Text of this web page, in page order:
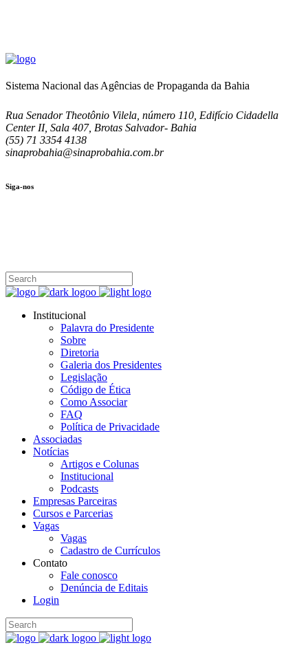
Sistema Nacional das Agências de Propaganda da Bahia
Rua Senador Theotônio Vilela, número 110, Edifício Cidadella
Center II, Sala 407, Brotas Salvador- Bahia
(55) 71 3354 4138
sinaprobahia@sinaprobahia.com.br
Siga-nos
Institucional
Palavra do Presidente
Sobre
Diretoria
Galeria dos Presidentes
Legislação
Código de Ética
Como Associar
FAQ
Política de Privacidade
Associadas
Notícias
Artigos e Colunas
Institucional
Podcasts
Empresas Parceiras
Cursos e Parcerias
Vagas
Vagas
Cadastro de Currículos
Contato
Fale conosco
Denúncia de Editais
Login